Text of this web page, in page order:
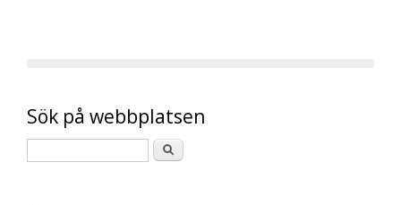
Sök på webbplatsen